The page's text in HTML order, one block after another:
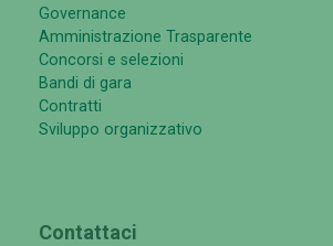
Governance
Amministrazione Trasparente
Concorsi e selezioni
Bandi di gara
Contratti
Sviluppo organizzativo
Contattaci